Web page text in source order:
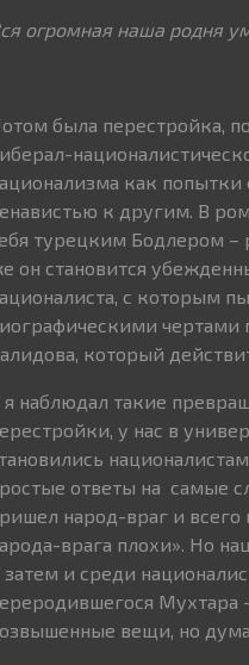
огромная наша родня
была перестройка,
как
к другим. В
турецким Бодлером
он становится
с которым
чертами
который
я наблюдал такие
у нас в
ответы на самые
народ-враг и всего
врага плохи». Но
затем и среди
Мухтара
вещи, но